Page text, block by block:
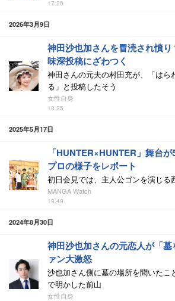
17:26
2026年3月9日
神田沙也加さんを冒涜され憤
味深投稿にざわつく
神田さんの元夫の村田充が、「はら
る」と投稿したそう
女性自身
18:25
2025年5月17日
「HUNTER×HUNTER」舞台
プロの様子をレポート
初日会見では、主人公ゴンを演じる
MANGA Watch
19:49
2024年8月30日
神田沙也加さんの元恋人が「
ァン大激怒
沙也加さん側に墓の場所を聞いたこ
で明かした前山
女性自身